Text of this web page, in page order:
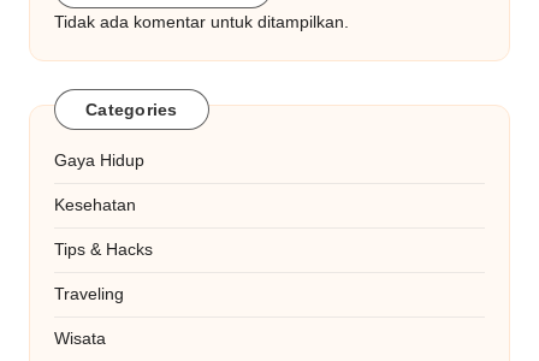
Tidak ada komentar untuk ditampilkan.
Categories
Gaya Hidup
Kesehatan
Tips & Hacks
Traveling
Wisata